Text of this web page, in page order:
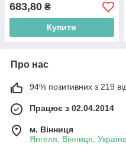
683,80 ₴
Купити
Про нас
94% позитивних з 219
Працює з 02.04.2014
м. Вінниця
Янгеля, Вінниця,